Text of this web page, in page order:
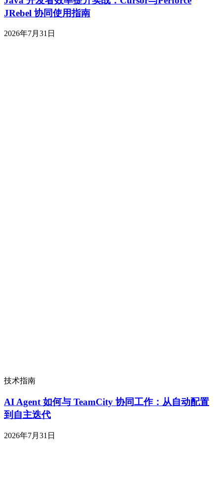
JRebel 协同使用指南
2026年7月31日
技术指南
AI Agent 如何与 TeamCity 协同工作：从自动配置
到自主迭代
2026年7月31日